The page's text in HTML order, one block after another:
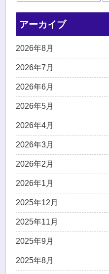
アーカイブ
2026年8月
2026年7月
2026年6月
2026年5月
2026年4月
2026年3月
2026年2月
2026年1月
2025年12月
2025年11月
2025年9月
2025年8月